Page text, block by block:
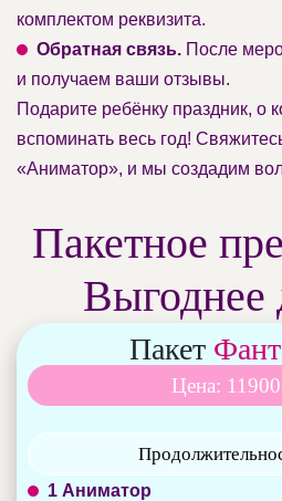
комплектом реквизита.
Обратная связь. После
и получаем ваши отзывы.
Подарите ребёнку праздник, о
вспоминать весь год!
«Аниматор», и мы создадим
Пакетное
Выгоднее
Пакет
Цена:
1 Аниматор